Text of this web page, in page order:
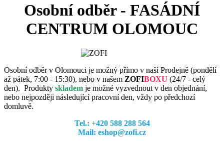
Osobní odběr - FASÁDNÍ
CENTRUM OLOMOUC
Osobní odběr v Olomouci je možný přímo v naší Prodejně (pondělí
až pátek, 7:00 - 15:30), nebo v našem ZOFIBOXU (24/7 - celý
den). Produkty skladem je možné vyzvednout v den objednání,
nebo nejpozději následující pracovní den, vždy po předchozí
domluvě.
Tel.: +420 588 288 564
Mail: eshop@zofi.cz